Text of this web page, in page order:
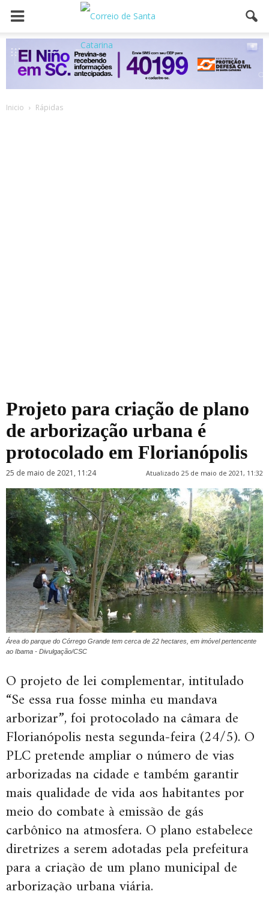
Inicio Rápidas
Projeto para criação de plano
de arborização urbana é
protocolado em Florianópolis
25 de maio de 2021, 11:24 Atualizado 25 de maio de 2021, 11:32
Área do parque do Córrego Grande tem cerca de 22 hectares, em imóvel pertencente
ao Ibama - Divulgação/CSC
O projeto de lei complementar, intitulado
“Se essa rua fosse minha eu mandava
arborizar”, foi protocolado na câmara de
Florianópolis nesta segunda-feira (24/5). O
PLC pretende ampliar o número de vias
arborizadas na cidade e também garantir
mais qualidade de vida aos habitantes por
meio do combate à emissão de gás
carbônico na atmosfera. O plano estabelece
diretrizes a serem adotadas pela prefeitura
para a criação de um plano municipal de
arborização urbana viária.